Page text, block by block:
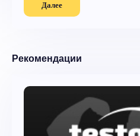
Далее
Рекомендации